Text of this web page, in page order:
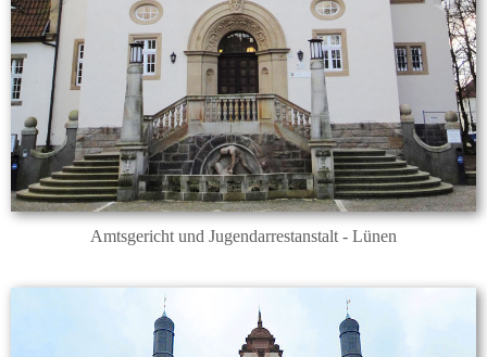
Amtsgericht und Jugendarrestanstalt - Lünen